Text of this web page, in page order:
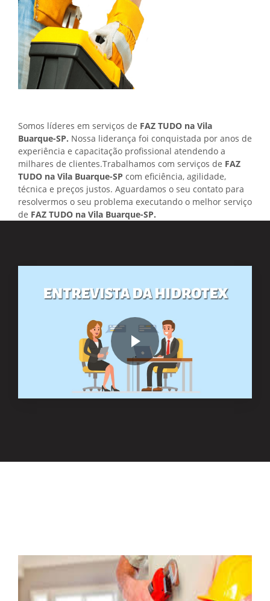
Somos líderes em serviços de FAZ TUDO na Vila
Buarque-SP. Nossa liderança foi conquistada por anos de
experiência e capacitação profissional atendendo a
milhares de clientes.Trabalhamos com serviços de FAZ
TUDO na Vila Buarque-SP com eficiência, agilidade,
técnica e preços justos. Aguardamos o seu contato para
resolvermos o seu problema executando o melhor serviço
de FAZ TUDO na Vila Buarque-SP.